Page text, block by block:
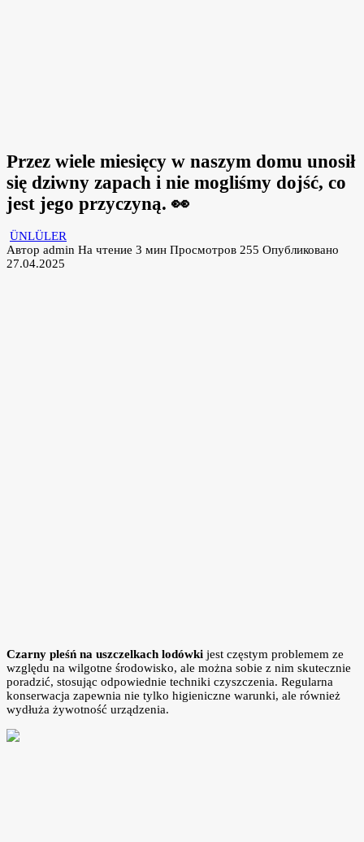
Przez wiele miesięcy w naszym domu unosił
się dziwny zapach i nie mogliśmy dojść, co
jest jego przyczyną. 👀
ÜNLÜLER
Автор admin На чтение 3 мин Просмотров 255 Опубликовано
27.04.2025
Czarny pleśń na uszczelkach lodówki jest częstym problemem ze
względu na wilgotne środowisko, ale można sobie z nim skutecznie
poradzić, stosując odpowiednie techniki czyszczenia. Regularna
konserwacja zapewnia nie tylko higieniczne warunki, ale również
wydłuża żywotność urządzenia.